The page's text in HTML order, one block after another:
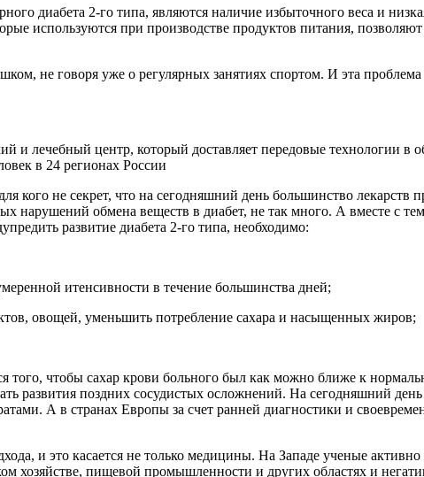
диабета 2‑го типа, являются наличие избыточного веса и
используются при производстве продуктов питания,
не говоря уже о регулярных занятиях спортом. И эта проблема
и лечебный центр, который доставляет передовые технологии в
в 24 регионах России
не секрет, что на сегодняшний день большинство лекарств
нарушений обмена веществ в диабет, не так много. А вместе с
развитие диабета 2-го типа, необходимо:
итенсивности в течение большинства дней;
овощей, уменьшить потребление сахара и насыщенных жиров;
того, чтобы сахар крови больного был как можно ближе к
развития поздних сосудистых осложнений. На сегодняшний
А в странах Европы за счет ранней диагностики и
и это касается не только медицины. На Западе ученые
хозяйстве, пищевой промышленности и других областях и